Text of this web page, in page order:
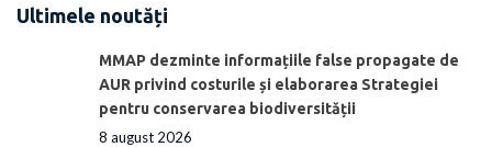
Ultimele noutăți
MMAP dezminte informațiile false propagate de
AUR privind costurile și elaborarea Strategiei
pentru conservarea biodiversității
8 august 2026